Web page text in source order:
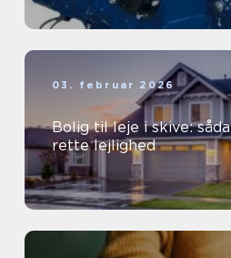
03. februar 2026
Bolig til leje i skive:
rette lejlighed